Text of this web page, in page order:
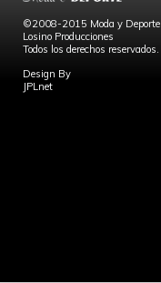
©2008-2015 Moda y Deporte
Losino Producciones
Todos los derechos reservados.
Design By
JPLnet